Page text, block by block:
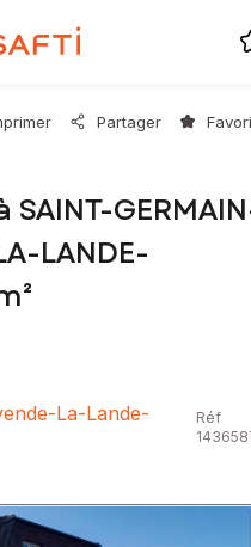
Partager
LANDE-
La-Lande-
Réf